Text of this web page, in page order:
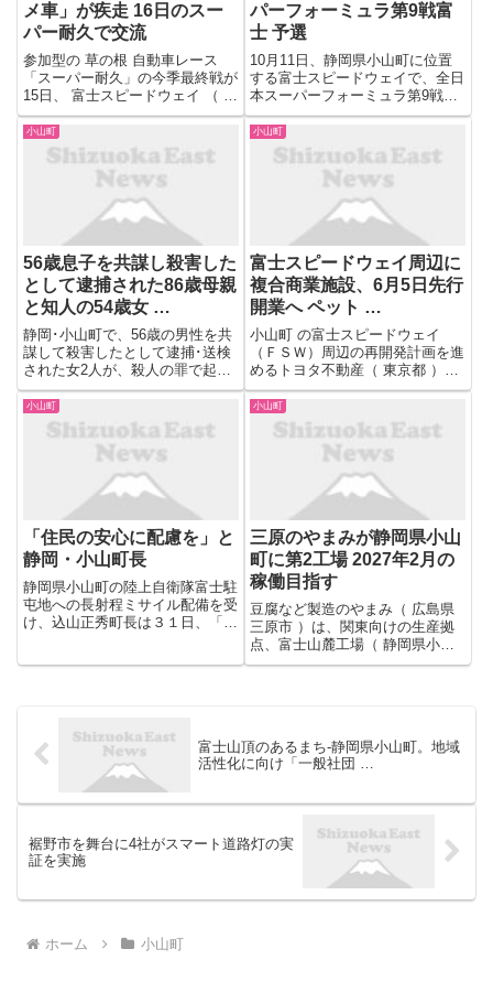
メ車」が疾走 16日のスー
パー耐久で交流
参加型の 草の根 自動車レース
「スーパー耐久」の今季最終戦が
15日、 富士スピードウェイ （ 静
岡県 小山町）で始まった。今回
は「日米自動車文化の交流」を掲
げ、16日には米国で人気の自動
車レース「NASCAR（ナスカ
ー）」に参加する車両と選...
パーフォーミュラ第9戦富
士 予選
10月11日、静岡県小山町に位置
する富士スピードウェイで、全日
本スーパーフォーミュラ第9戦の
予選が行われ、サッシャ・フェネ
ストラズ（VANTELIN TEAM
TOM’S）がポールポジションを
獲得した。
小山町
56歳息子を共謀し殺害した
として逮捕された86歳母親
と知人の54歳女 …
静岡･小山町で、56歳の男性を共
謀して殺害したとして逮捕･送検
された女2人が、殺人の罪で起訴
されました。 起訴されたのは、
神奈川･松田町の無職で54歳の女
と、静岡･小山町の清掃員で86歳
の女の2人です。 起訴状によりま
すと、2人は共謀し、9...
小山町
富士スピードウェイ周辺に
複合商業施設、6月5日先行
開業へ ペット …
小山町 の富士スピードウェイ
（ＦＳＷ）周辺の再開発計画を進
めるトヨタ不動産（ 東京都 ）と
富士モータースポーツフォレスト
（同町）はこのほど、建設中の複
合商業施設の名称が「富士モータ
ースポーツフォレストテラ ...
小山町
「住民の安心に配慮を」と
静岡・小山町長
静岡県小山町の陸上自衛隊富士駐
屯地への長射程ミサイル配備を受
け、込山正秀町長は３１日、「厳
小山町
三原のやまみが静岡県小山
町に第2工場 2027年2月の
稼働目指す
豆腐など製造のやまみ（ 広島県
三原市 ）は、関東向けの生産拠
点、富士山麓工場（ 静岡県小山
町 ）を増強する。今後も販売が
富士山頂のあるまち-静岡県小山町。地域
活性化に向け「一般社団 …
裾野市を舞台に4社がスマート道路灯の実
証を実施
ホーム 小山町